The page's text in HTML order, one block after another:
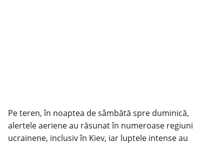
Pe teren, în noaptea de sâmbătă spre duminică,
alertele aeriene au răsunat în numeroase regiuni
ucrainene, inclusiv în Kiev, iar luptele intense au